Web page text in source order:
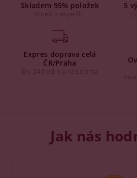
Skladem 95% položek
Ihned k expedici
5
Expres doprava celá
ČR/Praha
Do 24 hodin u vás doma
Jak nás